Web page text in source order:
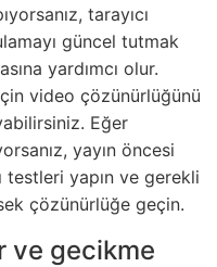
tarayıcı
güncel tutmak
yardımcı olur.
video çözünürlüğünü
Eğer
yayın öncesi
yapın ve gerekli
çözünürlüğe geçin.
ve gecikme